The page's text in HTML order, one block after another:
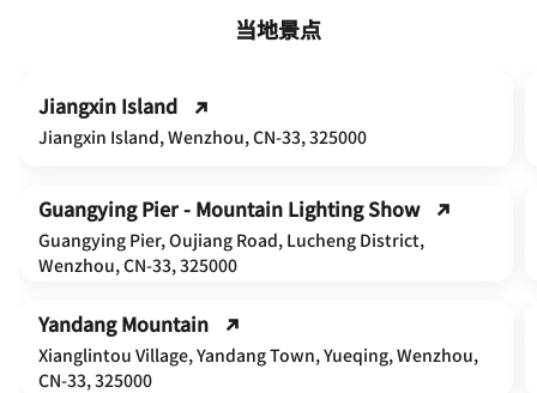
当地景点
Jiangxin Island
Jiangxin Island, Wenzhou, CN-33, 325000
Guangying Pier - Mountain Lighting Show
Guangying Pier, Oujiang Road, Lucheng District,
Wenzhou, CN-33, 325000
Yandang Mountain
Xianglintou Village, Yandang Town, Yueqing, Wenzhou,
CN-33, 325000